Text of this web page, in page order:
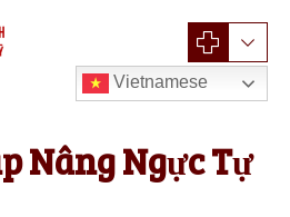
Vietnamese
Nâng Ngực Tự